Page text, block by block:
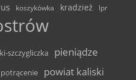
koszykówka kradzież lpr
szczygliczka pieniądze
potrącenie powiat kaliski